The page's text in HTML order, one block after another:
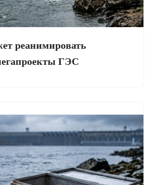
реанимировать
ГЭС